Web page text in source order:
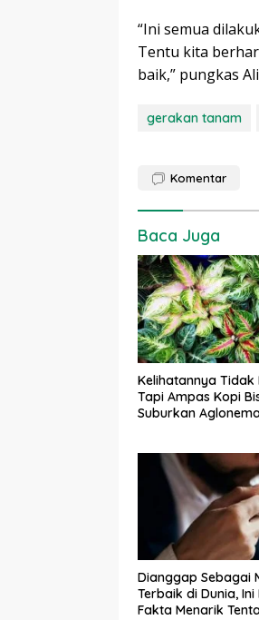
“Ini semua
Tentu kita
baik,” pungkas
gerakan tanam
Komentar
Baca Juga
Kelihatannya Tidak
Tapi Ampas Kopi
Suburkan
Dianggap Sebagai
Terbaik di Dunia,
Fakta Menarik